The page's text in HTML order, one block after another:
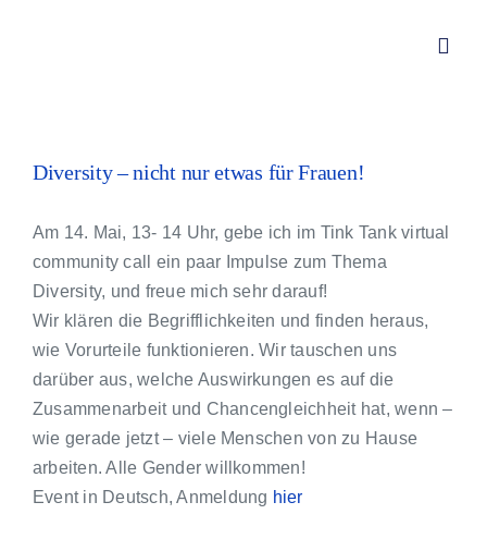
Aktuelles
Kundenstimmen
Kontakt
Diversity – nicht nur etwas für Frauen!
Am 14. Mai, 13- 14 Uhr, gebe ich im Tink Tank virtual
community call ein paar Impulse zum Thema
Diversity, und freue mich sehr darauf!
Wir klären die Begrifflichkeiten und finden heraus,
wie Vorurteile funktionieren. Wir tauschen uns
darüber aus, welche Auswirkungen es auf die
Zusammenarbeit und Chancengleichheit hat, wenn –
wie gerade jetzt – viele Menschen von zu Hause
arbeiten. Alle Gender willkommen!
Event in Deutsch, Anmeldung hier